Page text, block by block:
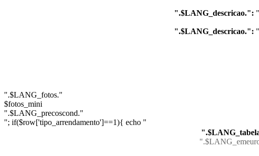
".$LANG_descricao.":
".$LANG_descricao.":
".$LANG_fotos."
$fotos_mini
".$LANG_precoscond."
"; if($row['tipo_arrendamento']==1){ echo "